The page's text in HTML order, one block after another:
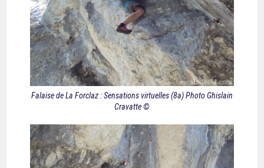
Falaise de La Forclaz : Sensations virtuelles (8a) Photo Ghislain
Cravatte ©